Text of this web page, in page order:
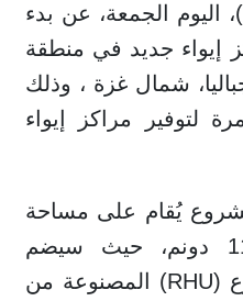
المتحدة الإنمائي (UNDP)، اليوم الجمعة، عن بدء
إيواء جديد في منطقة
شمال غزة ، وذلك
لتوفير مراكز إيواء
يُقام على مساحة
إجمالية تُقدّر بنحو 11.5 دونم، حيث سيضم
المركز 135 خيمة من نوع (RHU) المصنوعة من